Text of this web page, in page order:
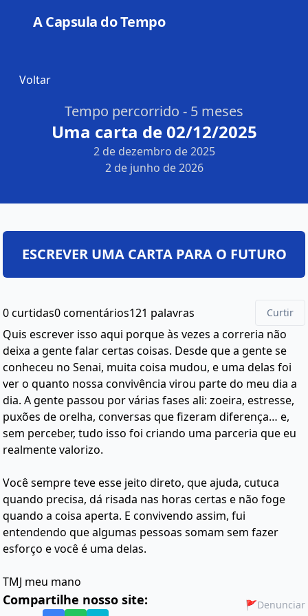
A Capsula do Tempo
Voltar
Tempo percorrido - 5 meses
Uma carta de 02/12/2025
2 de dezembro de 2025
2 de junho de 2026
0 curtidas0 comentários121 palavras Curtir
Quis escrever isso aqui porque às vezes a correria não
deixa a gente falar certas coisas. Desde que a gente se
conheceu no Senai, muita coisa mudou, e uma delas foi
ver o quanto nossa convivência virou parte do meu dia a
dia. A gente passou por várias fases ali: zoeira, estresse,
puxões de orelha, conversas que fizeram diferença… e,
sem perceber, tudo isso foi criando uma parceria que eu
realmente valorizo.
Você sempre teve esse jeito direto, que ajuda, cutuca
quando precisa, dá risada nas horas certas e não foge
quando a coisa aperta. E convivendo assim, fui
entendendo que algumas pessoas somam sem fazer
esforço e você é uma delas.
TMJ meu mano
Compartilhe nosso site: 🚩Denunciar
ESCREVER UMA CARTA PARA O FUTURO